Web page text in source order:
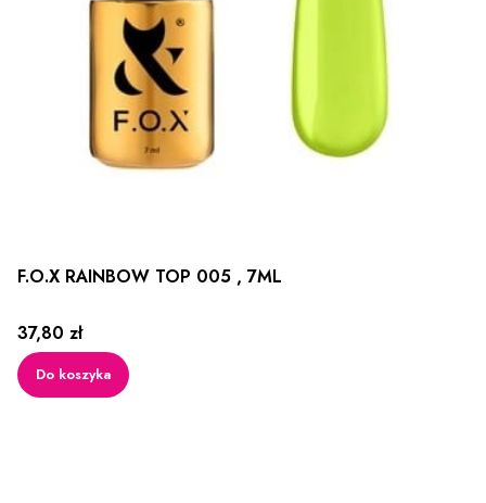
F.O.X RAINBOW TOP 005 , 7ML
Cena
37,80 zł
Do koszyka